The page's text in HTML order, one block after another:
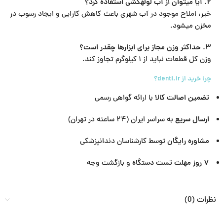
۲. آیا میتوان از آب لولهکشی استفاده کرد؟
خیر، املاح موجود در آب شهری باعث کاهش کارایی و ایجاد رسوب در
مخزن میشود.
۳. حداکثر وزن مجاز برای ابزارها چقدر است؟
وزن کل قطعات نباید از ۱ کیلوگرم تجاوز کند.
چرا خرید از denti.ir؟
تضمین اصالت کالا با ارائه گواهی رسمی
ارسال سریع به سراسر ایران (۲۴ ساعته در تهران)
مشاوره رایگانتوسط کارشناسان دندانپزشکی
۷ روز مهلت تست دستگاه
و بازگشت وجه
نظرات (0)